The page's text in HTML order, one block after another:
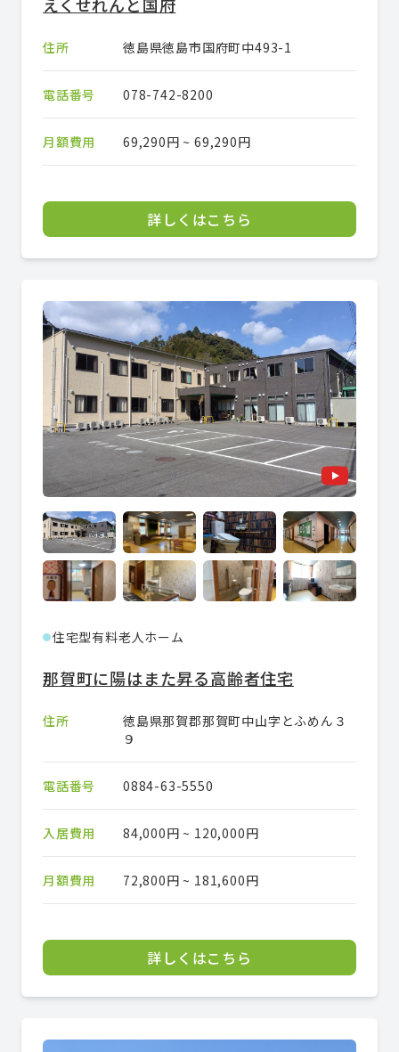
えくせれんと国府
住所 徳島県徳島市国府町中493-1
電話番号 078-742-8200
月額費用 69,290円 ~ 69,290円
詳しくはこちら
●住宅型有料老人ホーム
那賀町に陽はまた昇る高齢者住宅
住所
徳島県那賀郡那賀町中山字とふめん３
９
電話番号 0884-63-5550
入居費用 84,000円 ~ 120,000円
月額費用 72,800円 ~ 181,600円
詳しくはこちら